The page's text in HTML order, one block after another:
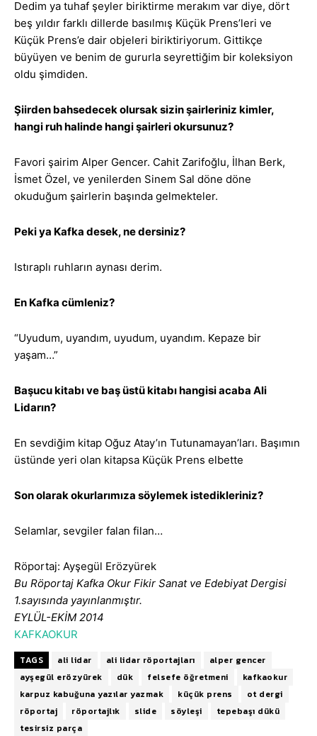
Dedim ya tuhaf şeyler biriktirme merakım var diye, dört
beş yıldır farklı dillerde basılmış Küçük Prens’leri ve
Küçük Prens’e dair objeleri biriktiriyorum. Gittikçe
büyüyen ve benim de gururla seyrettiğim bir koleksiyon
oldu şimdiden.
Şiirden bahsedecek olursak sizin şairleriniz kimler,
hangi ruh halinde hangi şairleri okursunuz?
Favori şairim Alper Gencer. Cahit Zarifoğlu, İlhan Berk,
İsmet Özel, ve yenilerden Sinem Sal döne döne
okuduğum şairlerin başında gelmekteler.
Peki ya Kafka desek, ne dersiniz?
Istıraplı ruhların aynası derim.
En Kafka cümleniz?
“Uyudum, uyandım, uyudum, uyandım. Kepaze bir
yaşam…”
Başucu kitabı ve baş üstü kitabı hangisi acaba Ali
Lidarın?
En sevdiğim kitap Oğuz Atay’ın Tutunamayan’ları. Başımın
üstünde yeri olan kitapsa Küçük Prens elbette
Son olarak okurlarımıza söylemek istedikleriniz?
Selamlar, sevgiler falan filan…
Röportaj: Ayşegül Erözyürek
Bu Röportaj Kafka Okur Fikir Sanat ve Edebiyat Dergisi
1.sayısında yayınlanmıştır.
EYLÜL-EKİM 2014
KAFKAOKUR
TAGS ali lidar ali lidar röportajları
alper gencer
ayşegül erözyürek
dük felsefe öğretmeni
kafkaokur
karpuz kabuğuna yazılar yazmak
küçük prens
ot dergi
röportaj
röportajlık slide söyleşi
tepebaşı dükü
tesirsiz parça